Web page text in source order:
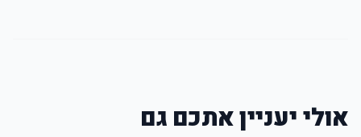
אולי יעניין אתכם גם